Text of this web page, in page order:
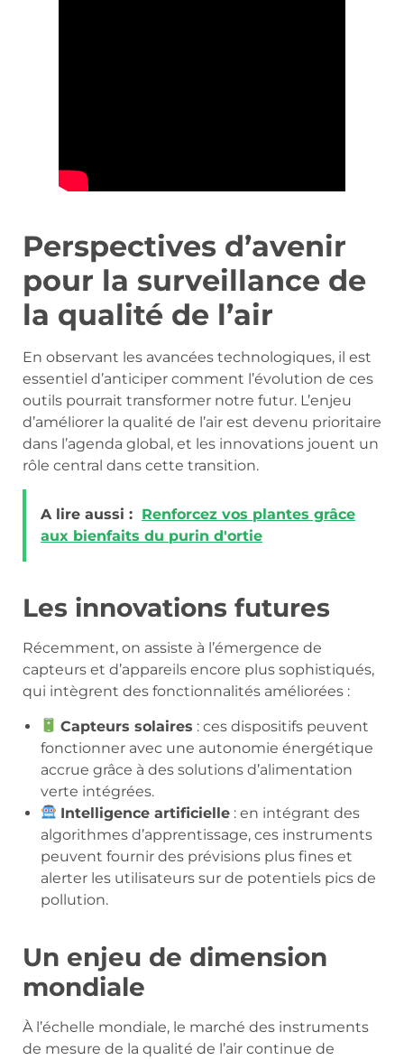
Perspectives d’avenir
pour la surveillance de
la qualité de l’air
En observant les avancées technologiques, il est
essentiel d’anticiper comment l’évolution de ces
outils pourrait transformer notre futur. L’enjeu
d’améliorer la qualité de l’air est devenu prioritaire
dans l’agenda global, et les innovations jouent un
rôle central dans cette transition.
A lire aussi : Renforcez vos plantes grâce
aux bienfaits du purin d'ortie
Les innovations futures
Récemment, on assiste à l’émergence de
capteurs et d’appareils encore plus sophistiqués,
qui intègrent des fonctionnalités améliorées :
Capteurs solaires : ces dispositifs peuvent
fonctionner avec une autonomie énergétique
accrue grâce à des solutions d’alimentation
verte intégrées.
Intelligence artificielle : en intégrant des
algorithmes d’apprentissage, ces instruments
peuvent fournir des prévisions plus fines et
alerter les utilisateurs sur de potentiels pics de
pollution.
Un enjeu de dimension
mondiale
À l’échelle mondiale, le marché des instruments
de mesure de la qualité de l’air continue de